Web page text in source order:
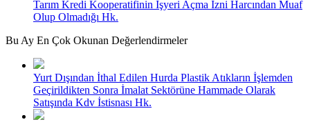
Tarım Kredi Kooperatifinin İşyeri Açma İzni Harcından Muaf
Olup Olmadığı Hk.
Bu Ay En Çok Okunan Değerlendirmeler
Yurt Dışından İthal Edilen Hurda Plastik Atıkların İşlemden
Geçirildikten Sonra İmalat Sektörüne Hammade Olarak
Satışında Kdv İstisnası Hk.